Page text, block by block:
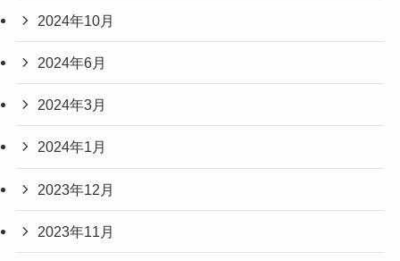
2024年10月
2024年6月
2024年3月
2024年1月
2023年12月
2023年11月